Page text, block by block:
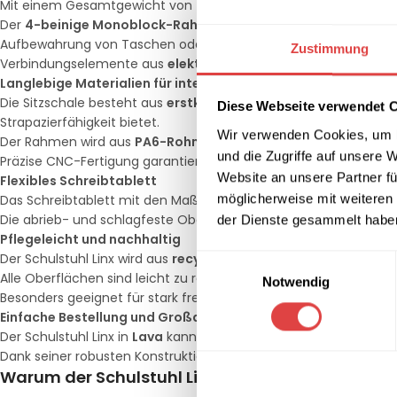
Zustimmung
Diese Webseite verwendet
Wir verwenden Cookies,
und die Zugriffe auf unsere
Website an unsere Partner
möglicherweise mit
der Dienste gesammelt
Einwilligungsauswahl
Notwendig
Mit einem Gesamtgewicht von
Der 4-beinige Monoblock-Rahmen
Aufbewahrung von Taschen oder Büchern sind.
Verbindungselemente aus elektrostatisch lackiertem
Langlebige Materialien für intensive Nutzung
Die Sitzschale besteht aus erstklassigem PPC- und PPH-
Strapazierfähigkeit bietet.
Der Rahmen wird aus PA6-Rohmaterial mit 25 %
Präzise CNC-Fertigung garantiert höchste
Flexibles Schreibtablett
Das Schreibtablett mit den Maßen 60 x 35 cmist großzügig
Die abrieb- und schlagfeste Oberfläche ausPC- und ASA-
Pflegeleicht und nachhaltig
Der Schulstuhl Linx wird aus recycelbaren, umweltfreundlichen
Alle Oberflächen sind leicht zu reinigen und können mit einem
Besonders geeignet für stark frequentierte Räume wie
Einfache Bestellung und Großaufträge
Der Schulstuhl Linx in Lava kann problemlos auf Rechnung
Dank seiner robusten Konstruktion und Vielseitigkeit ist der Stuhl
Warum der Schulstuhl Linx in Lava-Farbe?